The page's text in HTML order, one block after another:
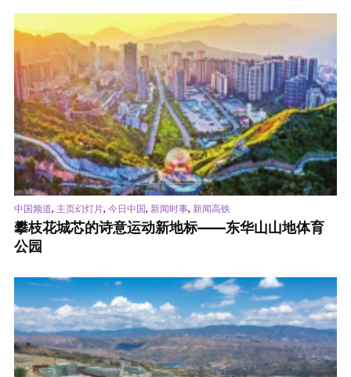
中国频道, 主页幻灯片, 今日中国, 新闻时事, 新闻高铁
攀枝花城芯的诗意运动新地标——东华山山地体育
公园